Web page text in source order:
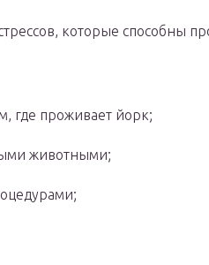
которые способны
где проживает йорк;
животными;